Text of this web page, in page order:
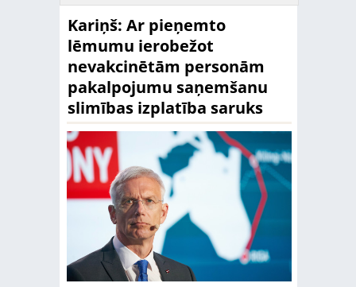
Kariņš: Ar pieņemto
lēmumu ierobežot
nevakcinētām personām
pakalpojumu saņemšanu
slimības izplatība saruks